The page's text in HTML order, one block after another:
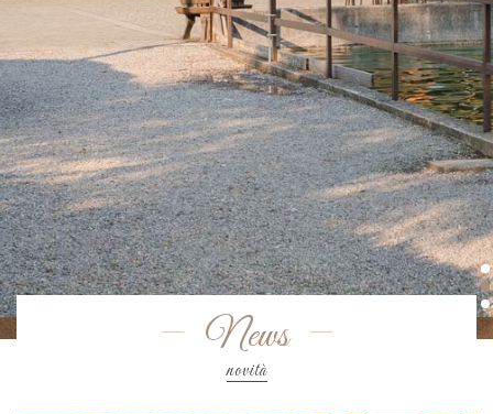
News
novità